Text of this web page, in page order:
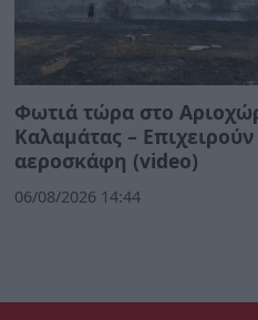
Φωτιά τώρα στο
Καλαμάτας –
αεροσκάφη (video)
06/08/2026 14:44